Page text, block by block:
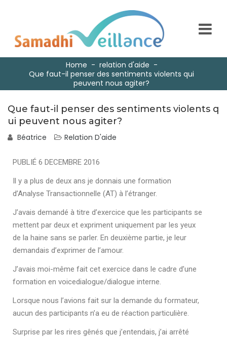
Home - relation d'aide -
Que faut-il penser des sentiments violents qui
peuvent nous agiter?
Que faut-il penser des sentiments violents q
ui peuvent nous agiter?
Béatrice Relation D'aide
PUBLIÉ 6 DECEMBRE 2016
Il y a plus de deux ans je donnais une formation
d’Analyse Transactionnelle (AT) à l’étranger.
J’avais demandé à titre d’exercice que les participants se
mettent par deux et expriment uniquement par les yeux
de la haine sans se parler. En deuxième partie, je leur
demandais d’exprimer de l’amour.
J’avais moi-même fait cet exercice dans le cadre d’une
formation en voicedialogue/dialogue interne.
Lorsque nous l’avions fait sur la demande du formateur,
aucun des participants n’a eu de réaction particulière.
Surprise par les rires gênés que j’entendais, j’ai arrêté